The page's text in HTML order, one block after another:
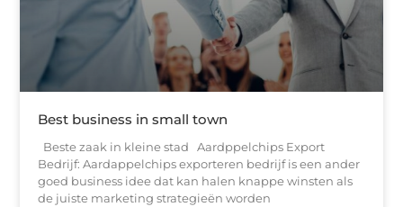
Best business in small town
Beste zaak in kleine stad Aardppelchips Export
Bedrijf: Aardappelchips exporteren bedrijf is een ander
goed business idee dat kan halen knappe winsten als
de juiste marketing strategieën worden